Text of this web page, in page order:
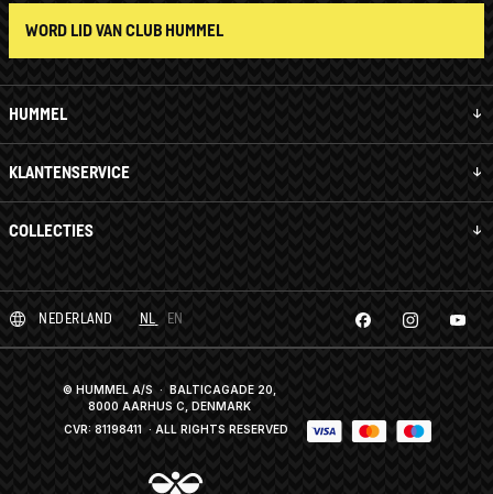
HUMMEL
KLANTENSERVICE
COLLECTIES
WORD LID VAN CLUB HUMMEL
NEDERLAND NL EN
© HUMMEL A/S · BALTICAGADE 20,
8000 AARHUS C, DENMARK
CVR: 81198411 · ALL RIGHTS RESERVED